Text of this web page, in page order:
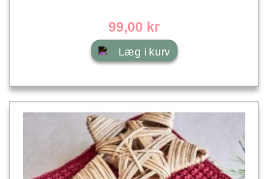
99,00 kr
Læg i kurv